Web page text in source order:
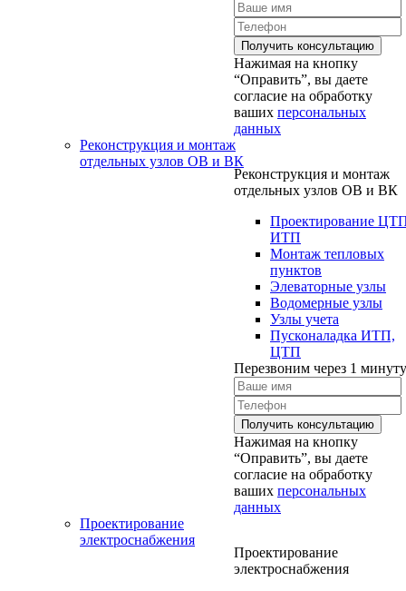
Нажимая на кнопку
“Оправить”, вы даете
согласие на обработку
ваших персональных
данных
Реконструкция и монтаж
отдельных узлов ОВ и ВК
Реконструкция и монтаж
отдельных узлов ОВ и ВК
Проектирование
ИТП
Монтаж тепловых
пунктов
Элеваторные узлы
Водомерные узлы
Узлы учета
Пусконаладка ИТП,
ЦТП
Перезвоним через 1 минуту
Нажимая на кнопку
“Оправить”, вы даете
согласие на обработку
ваших персональных
данных
Проектирование
электроснабжения
Проектирование
электроснабжения